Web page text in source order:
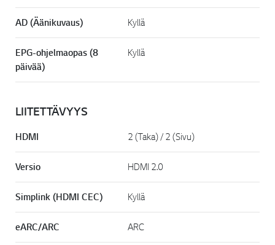
AD (Äänikuvaus) Kyllä
EPG-ohjelmaopas (8
päivää)
Kyllä
LIITETTÄVYYS
HDMI 2 (Taka) / 2 (Sivu)
Versio HDMI 2.0
Simplink (HDMI CEC) Kyllä
eARC/ARC ARC